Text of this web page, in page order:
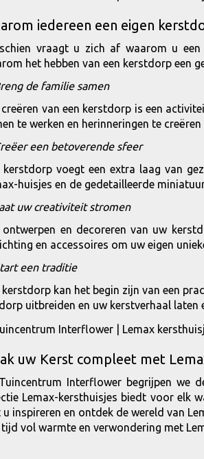
iedereen een eigen
vraagt u zich af waarom u een
het hebben van een kerstdorp een
de familie samen
creëren van een kerstdorp is een
te werken en herinneringen te
een betoverende sfeer
kerstdorp voegt een extra laag van
huisjes en de gedetailleerde
uw creativiteit stromen
ontwerpen en decoreren van uw
en accessoires om uw eigen
een traditie
kerstdorp kan het begin zijn van een
uitbreiden en uw kerstverhaal laten
uw Kerst compleet met
Interflower begrijpen we
Lemax-kersthuisjes biedt voor elk
u inspireren en ontdek de wereld van
tijd vol warmte en verwondering met